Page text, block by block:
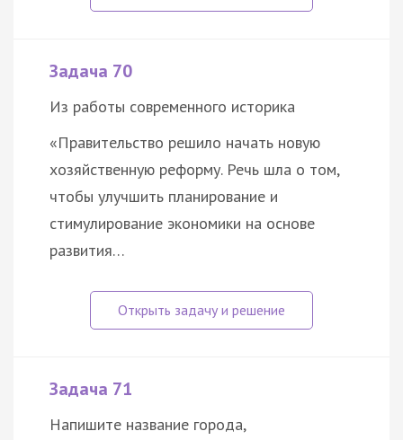
Задача 70
Из работы современного историка
«Правительство решило начать новую
хозяйственную реформу. Речь шла о том,
чтобы улучшить планирование и
стимулирование экономики на основе
развития…
Задача 71
Напишите название города,